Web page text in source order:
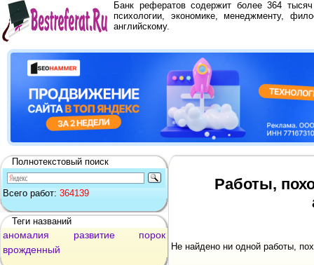
Банк рефератов содержит более 364
психологии, экономике, менеджменту,
английскому.
Полнотекстовый поиск
Всего работ: 364139
Теги названий
аномалия развитие
порок
врожденный
Работы,
Не найдено ни одной работы,